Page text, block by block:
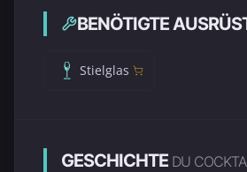
BENÖTIGTE
Stielglas
GESCHICHTE DU